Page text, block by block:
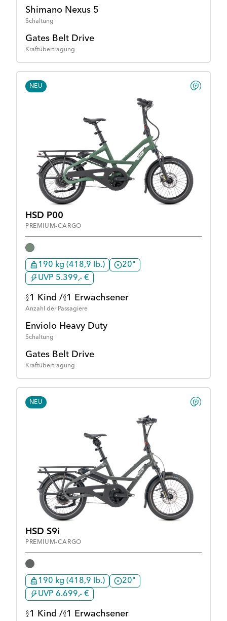
Shimano Nexus 5
Schaltung
Gates Belt Drive
Kraftübertragung
NEU
HSD P00
PREMIUM-CARGO
190 kg (418,9 lb.)
20"
UVP 5.399,- €
1 Kind / 1 Erwachsener
Anzahl der Passagiere
Enviolo Heavy Duty
Schaltung
Gates Belt Drive
Kraftübertragung
NEU
HSD S9i
PREMIUM-CARGO
190 kg (418,9 lb.)
20"
UVP 6.699,- €
1 Kind / 1 Erwachsener